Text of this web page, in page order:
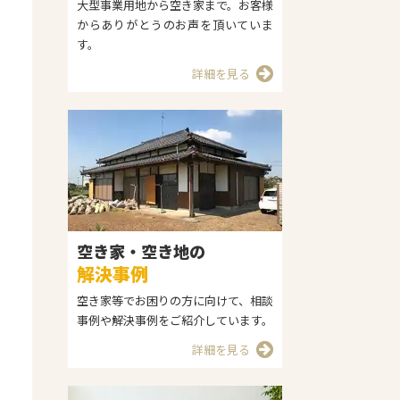
大型事業用地から空き家まで。お客様
からありがとうのお声を頂いていま
す。
詳細を見る
空き家・空き地の
解決事例
空き家等でお困りの方に向けて、相談
事例や解決事例をご紹介しています。
詳細を見る